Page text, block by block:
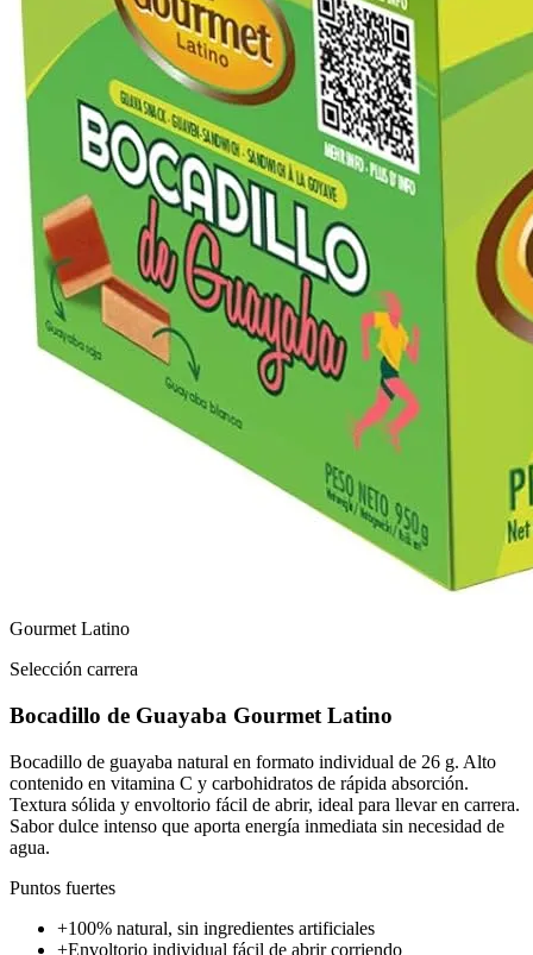
Gourmet Latino
Selección carrera
Bocadillo de Guayaba Gourmet Latino
Bocadillo de guayaba natural en formato individual de 26 g. Alto
contenido en vitamina C y carbohidratos de rápida absorción.
Textura sólida y envoltorio fácil de abrir, ideal para llevar en carrera.
Sabor dulce intenso que aporta energía inmediata sin necesidad de
agua.
Puntos fuertes
+100% natural, sin ingredientes artificiales
+Envoltorio individual fácil de abrir corriendo